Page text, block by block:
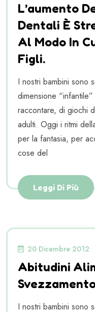
L’aumento
Dentali È
Al Modo In
Figli.
I nostri bambini sono
dimensione
raccontare, di giochi
adulti. Oggi i ritmi
per la fantasia, per
cose del
Leggi Di Più
20 Dicembre 2012
Abitudini
I nostri bambini sono